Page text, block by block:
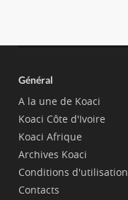
Général
A la une de Koaci
Koaci Côte d'Ivoire
Koaci Afrique
Archives Koaci
Conditions d'utilisation
Contacts